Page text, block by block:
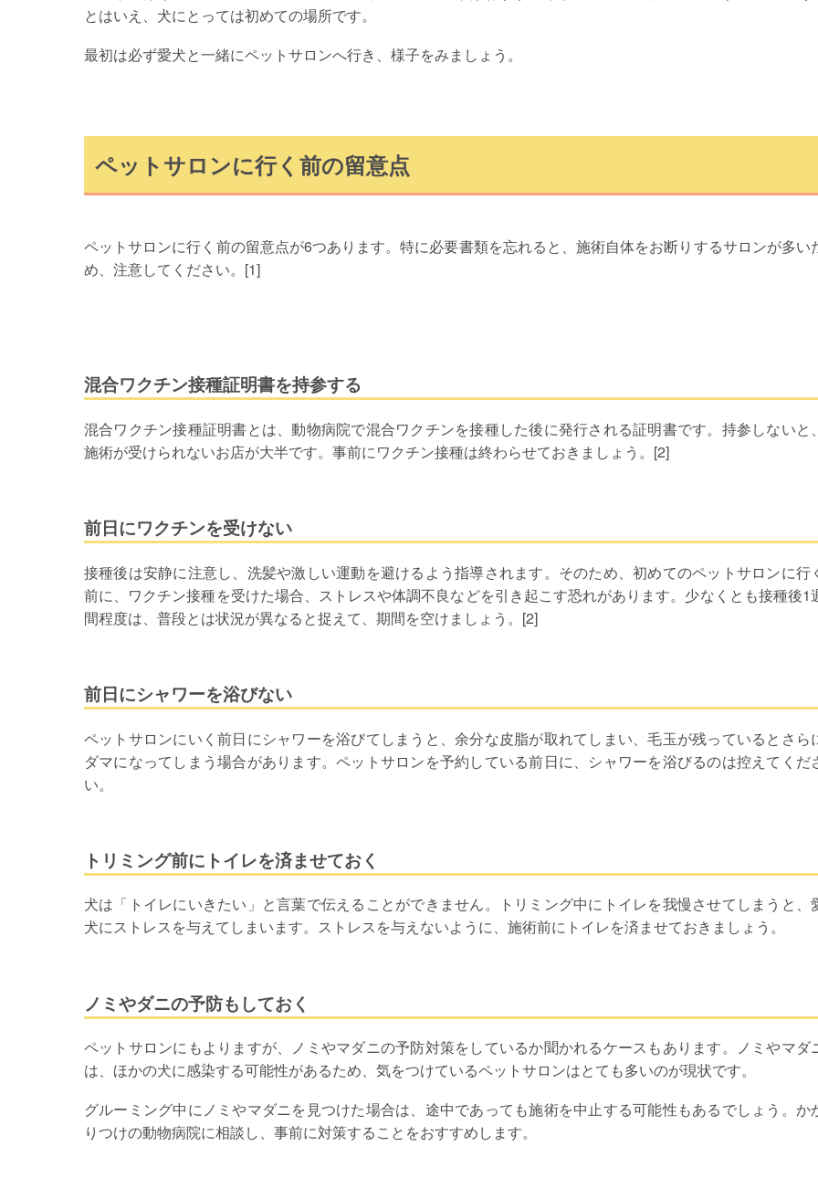
とはいえ、犬にとっては初めての場所です。
最初は必ず愛犬と一緒にペットサロンへ行き、様子をみましょう。
ペットサロンに行く前の留意点
ペットサロンに行く前の留意点が6つあります。特に必要書類を忘れると、施術自体をお断りするサロンが多い
め、注意してください。[1]
混合ワクチン接種証明書を持参する
混合ワクチン接種証明書とは、動物病院で混合ワクチンを接種した後に発行される証明書です。持参しないと
施術が受けられないお店が大半です。事前にワクチン接種は終わらせておきましょう。[2]
前日にワクチンを受けない
接種後は安静に注意し、洗髪や激しい運動を避けるよう指導されます。そのため、初めてのペットサロンに行
前に、ワクチン接種を受けた場合、ストレスや体調不良などを引き起こす恐れがあります。少なくとも接種後1
間程度は、普段とは状況が異なると捉えて、期間を空けましょう。[2]
前日にシャワーを浴びない
ペットサロンにいく前日にシャワーを浴びてしまうと、余分な皮脂が取れてしまい、毛玉が残っているとさら
ダマになってしまう場合があります。ペットサロンを予約している前日に、シャワーを浴びるのは控えてくだ
い。
トリミング前にトイレを済ませておく
犬は「トイレにいきたい」と言葉で伝えることができません。トリミング中にトイレを我慢させてしまうと、
犬にストレスを与えてしまいます。ストレスを与えないように、施術前にトイレを済ませておきましょう。
ノミやダニの予防もしておく
ペットサロンにもよりますが、ノミやマダニの予防対策をしているか聞かれるケースもあります。ノミやマダ
は、ほかの犬に感染する可能性があるため、気をつけているペットサロンはとても多いのが現状です。
グルーミング中にノミやマダニを見つけた場合は、途中であっても施術を中止する可能性もあるでしょう。か
りつけの動物病院に相談し、事前に対策することをおすすめします。